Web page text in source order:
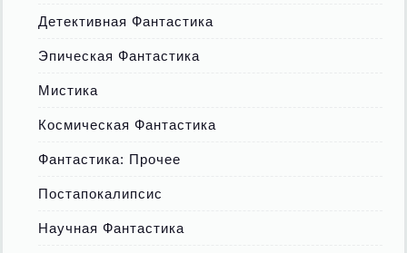
Детективная Фантастика
Эпическая Фантастика
Мистика
Космическая Фантастика
Фантастика: Прочее
Постапокалипсис
Научная Фантастика